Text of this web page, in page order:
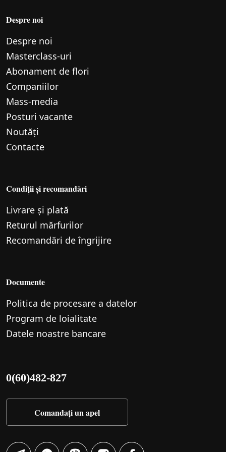
Despre noi
Despre noi
Маsterclass-uri
Abonament de flori
Companiilor
Mass-media
Posturi vacante
Noutăți
Contacte
Condiții și recomandări
Livrare și plată
Returul mărfurilor
Recomandări de îngrijire
Documente
Politica de procesare a datelor
Program de loialitate
Datele noastre bancare
0(60)482-827
Comandați un apel